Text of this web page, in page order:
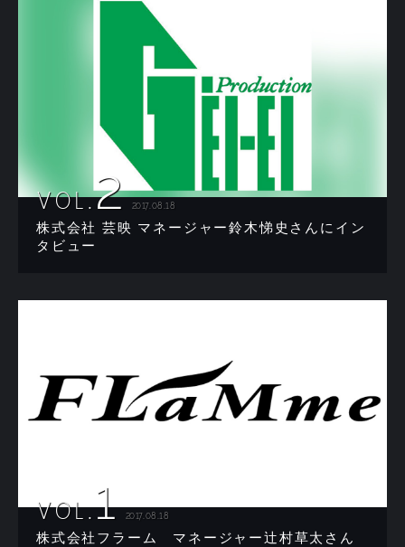
VOL.2 2017.08.18
株式会社 芸映 マネージャー鈴木悌史さんにイン
タビュー
VOL.1 2017.08.18
株式会社フラーム マネージャー辻村草太さん